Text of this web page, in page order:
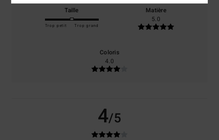
Taille
Trop petit Trop grand
Matière
5.0
Coloris
4.0
4/5